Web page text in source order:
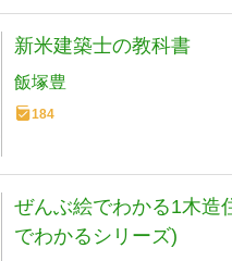
新米建築士の教科書
飯塚豊
184
ぜんぶ絵でわかる1木造
でわかるシリーズ)